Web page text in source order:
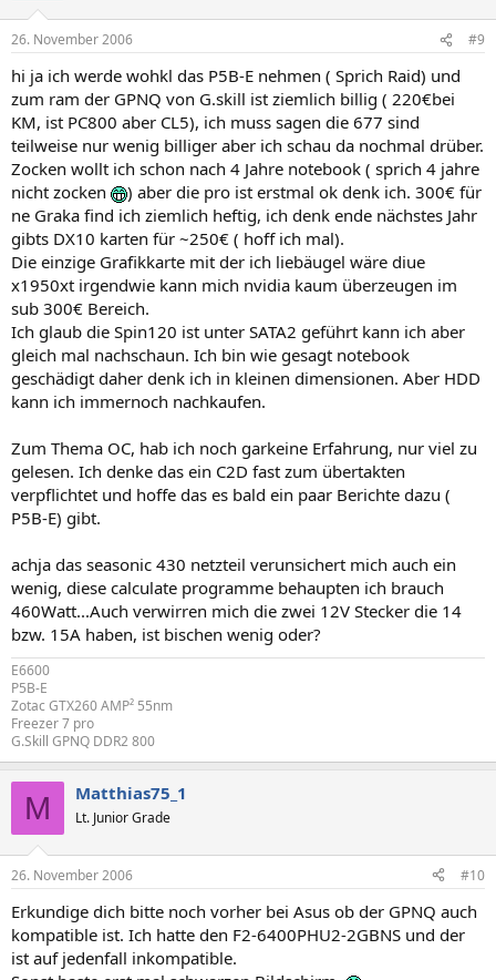
26. November 2006 #9
hi ja ich werde wohkl das P5B-E nehmen ( Sprich Raid) und
zum ram der GPNQ von G.skill ist ziemlich billig ( 220€bei
KM, ist PC800 aber CL5), ich muss sagen die 677 sind
teilweise nur wenig billiger aber ich schau da nochmal drüber.
Zocken wollt ich schon nach 4 Jahre notebook ( sprich 4 jahre
nicht zocken
) aber die pro ist erstmal ok denk ich. 300€ für
ne Graka find ich ziemlich heftig, ich denk ende nächstes Jahr
gibts DX10 karten für ~250€ ( hoff ich mal).
Die einzige Grafikkarte mit der ich liebäugel wäre diue
x1950xt irgendwie kann mich nvidia kaum überzeugen im
sub 300€ Bereich.
Ich glaub die Spin120 ist unter SATA2 geführt kann ich aber
gleich mal nachschaun. Ich bin wie gesagt notebook
geschädigt daher denk ich in kleinen dimensionen. Aber HDD
kann ich immernoch nachkaufen.
Zum Thema OC, hab ich noch garkeine Erfahrung, nur viel zu
gelesen. Ich denke das ein C2D fast zum übertakten
verpflichtet und hoffe das es bald ein paar Berichte dazu (
P5B-E) gibt.
achja das seasonic 430 netzteil verunsichert mich auch ein
wenig, diese calculate programme behaupten ich brauch
460Watt...Auch verwirren mich die zwei 12V Stecker die 14
bzw. 15A haben, ist bischen wenig oder?
E6600
P5B-E
Zotac GTX260 AMP² 55nm
Freezer 7 pro
G.Skill GPNQ DDR2 800
M Matthias75_1
Lt. Junior Grade
26. November 2006 #10
Erkundige dich bitte noch vorher bei Asus ob der GPNQ auch
kompatible ist. Ich hatte den F2-6400PHU2-2GBNS und der
ist auf jedenfall inkompatible.